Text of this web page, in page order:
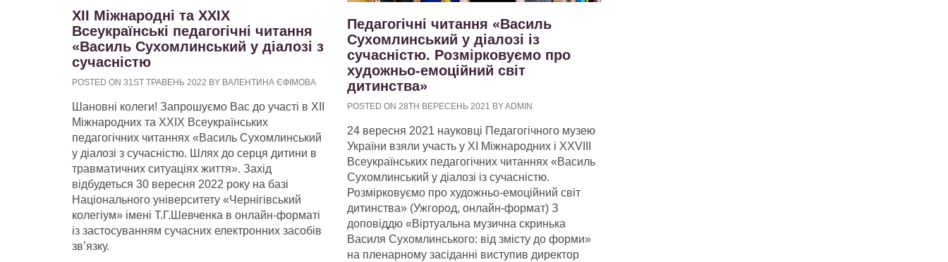
ХІІ Міжнародні та ХХІХ
Всеукраїнські педагогічні читання
«Василь Сухомлинський у діалозі з
сучасністю
POSTED ON 31ST ТРАВЕНЬ 2022 BY ВАЛЕНТИНА ЄФІМОВА
Шановні колеги! Запрошуємо Вас до участі в ХІІ
Міжнародних та ХХІХ Всеукраїнських
педагогічних читаннях «Василь Сухомлинський
у діалозі з сучасністю. Шлях до серця дитини в
травматичних ситуаціях життя». Захід
відбудеться 30 вересня 2022 року на базі
Національного університету «Чернігівський
колегіум» імені Т.Г.Шевченка в онлайн-форматі
із застосуванням сучасних електронних засобів
зв’язку.
Педагогічні читання «Василь
Сухомлинський у діалозі із
сучасністю. Розмірковуємо про
художньо-емоційний світ
дитинства»
POSTED ON 28TH ВЕРЕСЕНЬ 2021 BY ADMIN
24 вересня 2021 науковці Педагогічного музею
України взяли участь у ХІ Міжнародних і XXVIІІ
Всеукраїнських педагогічних читаннях «Василь
Сухомлинський у діалозі із сучасністю.
Розмірковуємо про художньо-емоційний світ
дитинства» (Ужгород, онлайн-формат) З
доповіддю «Віртуальна музична скринька
Василя Сухомлинського: від змісту до форми»
на пленарному засіданні виступив директор